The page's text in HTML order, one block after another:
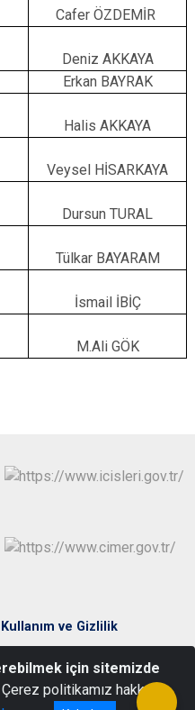
Cafer ÖZDEMİR
Deniz AKKAYA
Erkan BAYRAK
Halis AKKAYA
Veysel HİSARKAYA
Dursun TURAL
Tülkar BAYARAM
İsmail İBİÇ
M.Ali GÖK
Kullanım ve Gizlilik
28900 Keşap/Giresun
40 15
için sitemizde
politikamız hakkında